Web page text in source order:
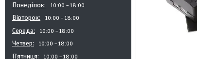
Понеділок 10:00 18:00
Вівторок 10:00 18:00
Середа 10:00 18:00
Четвер 10:00 18:00
Пʼятниця 10:00 18:00